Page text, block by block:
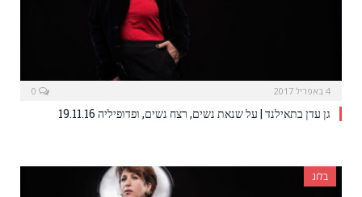
4 באפריל 2017
גן עדן בתאילנד | על שנאת נשים, רצח נשים, ופדופיליה 19.11.16
בלוג